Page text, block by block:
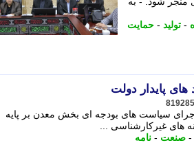
- تولید - حمایت
های پایدار دولت
سیاست های بودجه ای بخش معدن بر پایه
های غیرکارشناسی ...
- صنعت - نامه